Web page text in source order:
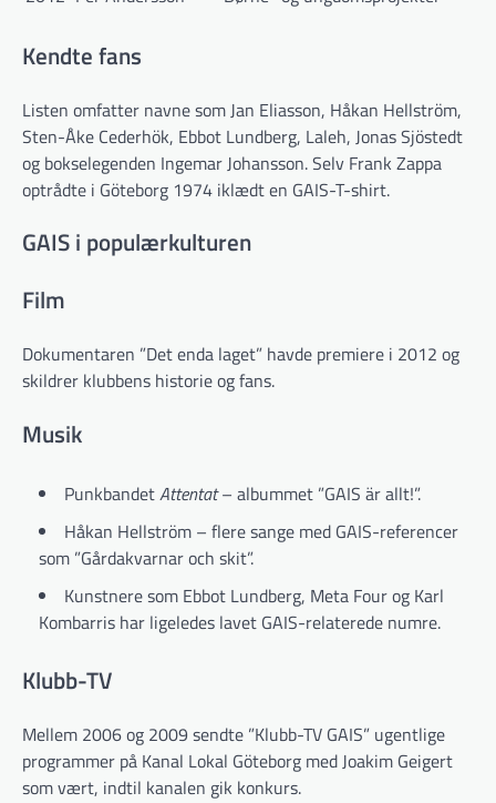
Kendte fans
Listen omfatter navne som Jan Eliasson, Håkan Hellström,
Sten-Åke Cederhök, Ebbot Lundberg, Laleh, Jonas Sjöstedt
og bokselegenden Ingemar Johansson. Selv Frank Zappa
optrådte i Göteborg 1974 iklædt en GAIS-T-shirt.
GAIS i populærkulturen
Film
Dokumentaren ”Det enda laget” havde premiere i 2012 og
skildrer klubbens historie og fans.
Musik
PunkbandetAttentat– albummet ”GAIS är allt!”.
Håkan Hellström – flere sange med GAIS-referencer
som ”Gårdakvarnar och skit”.
Kunstnere som Ebbot Lundberg, Meta Four og Karl
Kombarris har ligeledes lavet GAIS-relaterede numre.
Klubb-TV
Mellem 2006 og 2009 sendte ”Klubb-TV GAIS” ugentlige
programmer på Kanal Lokal Göteborg med Joakim Geigert
som vært, indtil kanalen gik konkurs.